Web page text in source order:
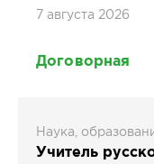
7 августа 2026
Договорная
Наука,
Учитель